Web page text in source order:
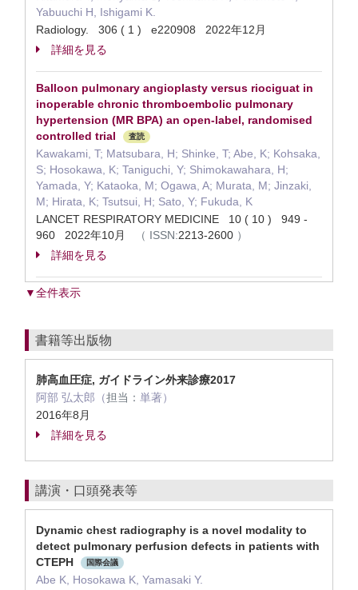
Yabuuchi H, Ishigami K.
Radiology. 306 ( 1 ) e220908 2022年12月
詳細を見る
Balloon pulmonary angioplasty versus riociguat in
inoperable chronic thromboembolic pulmonary
hypertension (MR BPA) an open-label, randomised
controlled trial
査読
Kawakami, T; Matsubara, H; Shinke, T; Abe, K; Kohsaka,
S; Hosokawa, K; Taniguchi, Y; Shimokawahara, H;
Yamada, Y; Kataoka, M; Ogawa, A; Murata, M; Jinzaki,
M; Hirata, K; Tsutsui, H; Sato, Y; Fukuda, K
LANCET RESPIRATORY MEDICINE 10 ( 10 ) 949 -
960 2022年10月
（ ISSN:2213-2600 ）
詳細を見る
▼全件表示
書籍等出版物
肺高血圧症, ガイドライン外来診療2017
阿部 弘太郎（担当： 単著）
2016年8月
詳細を見る
講演・口頭発表等
Dynamic chest radiography is a novel modality to
detect pulmonary perfusion defects in patients with
CTEPH
国際会議
Abe K, Hosokawa K, Yamasaki Y.